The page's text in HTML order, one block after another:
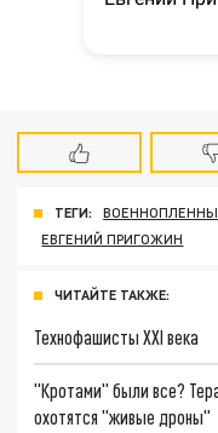
ТЕГИ:
ЕВГЕНИЙ ПРИГОЖИН
ЧИТАЙТЕ ТАКЖЕ:
Технофашисты XXI века
"Кротами" были все?
охотятся "живые дроны"